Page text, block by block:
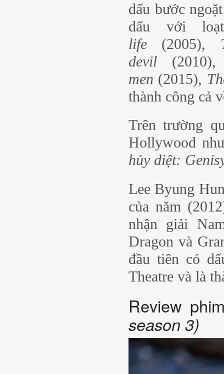
dấu bước
dấu với
life (2005),
devil
men (2015),
thành công cả
Trên trường
Hollywood
hủy diệt:
Lee Byung
của năm
nhận giải
Dragon và
đầu tiên có
Theatre và là
Review
season 3)